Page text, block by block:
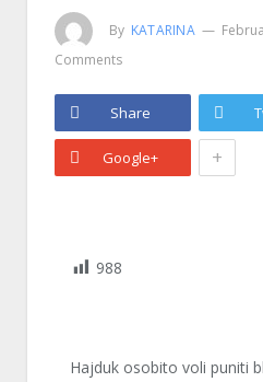
By KATARINA
Comments
Share
Google+ +
988
Hajduk osobito voli puniti